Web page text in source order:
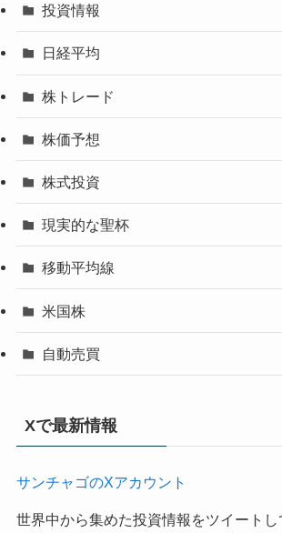
投資情報
日経平均
株トレード
株価予想
株式投資
現実的な聖杯
移動平均線
米国株
自動売買
Xで最新情報
サンチャゴのXアカウント
世界中から集めた投資情報をツイートし